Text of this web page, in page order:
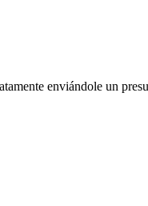
enviándole un